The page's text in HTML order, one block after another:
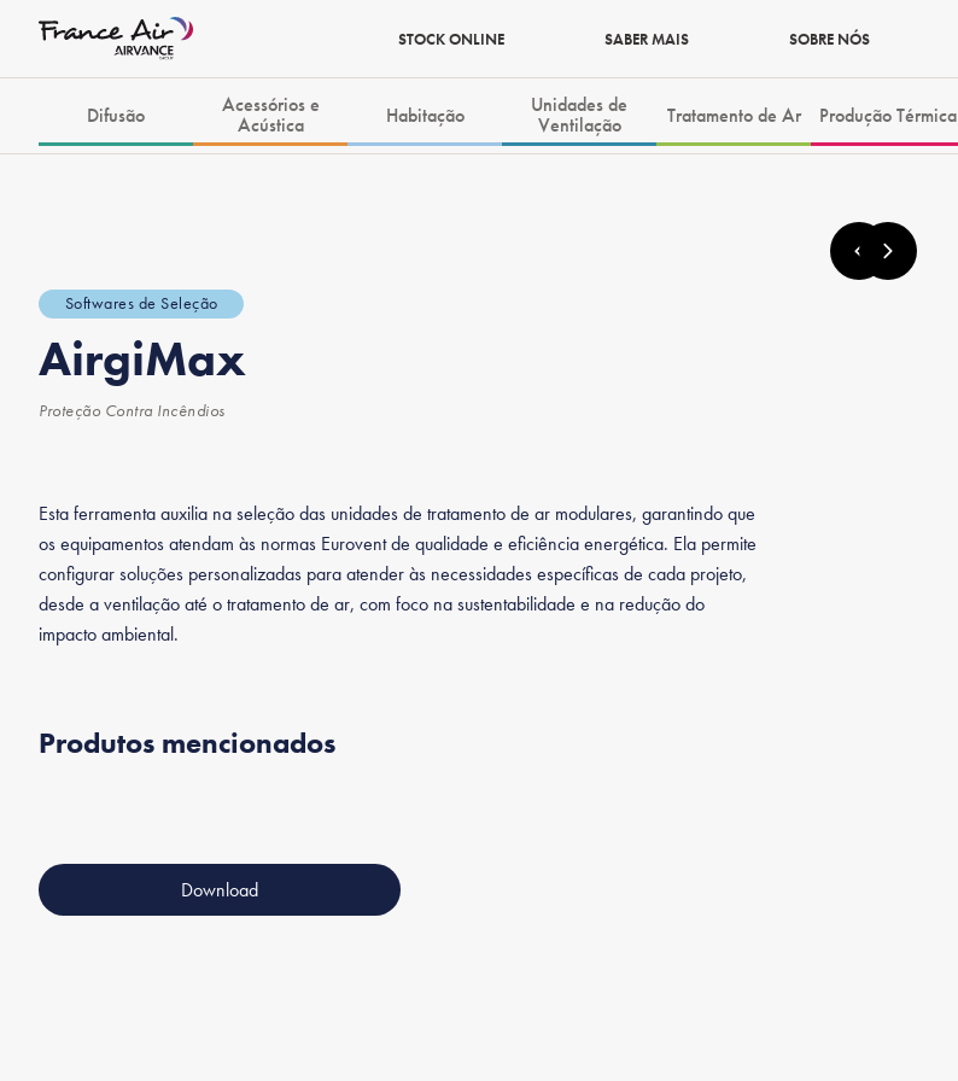
STOCK ONLINE SABER MAIS SOBRE NÓS
Difusão
Acessórios e
Acústica
Habitação
Unidades de
Ventilação
Tratamento de Ar Produção Térmica
Softwares de Seleção
AirgiMax
Proteção Contra Incêndios
Esta ferramenta auxilia na seleção das unidades de tratamento de ar modulares, garantindo que
os equipamentos atendam às normas Eurovent de qualidade e eficiência energética. Ela permite
configurar soluções personalizadas para atender às necessidades específicas de cada projeto,
desde a ventilação até o tratamento de ar, com foco na sustentabilidade e na redução do
impacto ambiental.
Produtos mencionados
Download